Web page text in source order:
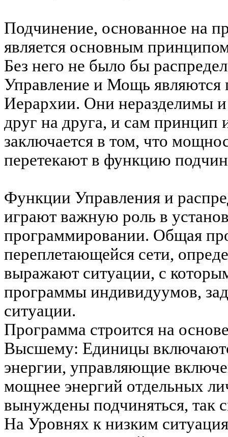
Подчинение, основанное на
является основным
Без него не было бы
Управление и Мощь являются
Иерархии. Они неразделимы
друг на друга, и сам принцип
заключается в том, что
перетекают в функцию
Функции Управления и
играют важную роль в
программировании. Общая
переплетающейся сети,
выражают ситуации, с
программы индивидуумов,
ситуации.
Программа строится на
Высшему: Единицы
энергии, управляющие
мощнее энергий отдельных
вынуждены подчиняться, так
На Уровнях к низким